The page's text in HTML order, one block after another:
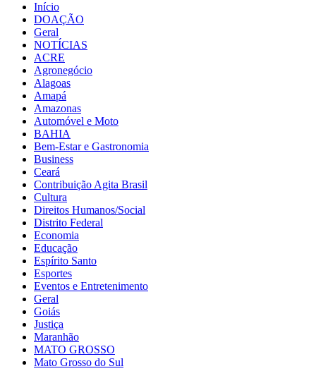
Início
DOAÇÃO
Geral
NOTÍCIAS
ACRE
Agronegócio
Alagoas
Amapá
Amazonas
Automóvel e Moto
BAHIA
Bem-Estar e Gastronomia
Business
Ceará
Contribuição Agita Brasil
Cultura
Direitos Humanos/Social
Distrito Federal
Economia
Educação
Espírito Santo
Esportes
Eventos e Entretenimento
Geral
Goiás
Justiça
Maranhão
MATO GROSSO
Mato Grosso do Sul